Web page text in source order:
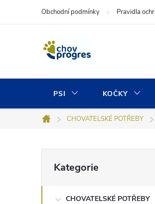
Obchodní podmínky Pravidla
PSI KOČKY
Domů
CHOVATELSKÉ POTŘEBY
o
kategorie
Kategorie
CHOVATELSKÉ POTŘEBY